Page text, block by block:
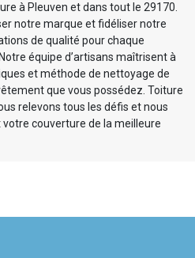
à Pleuven et dans tout le 29170.
notre marque et fidéliser notre
de qualité pour chaque
équipe d’artisans maîtrisent à
et méthode de nettoyage de
que vous possédez. Toiture
relevons tous les défis et nous
couverture de la meilleure